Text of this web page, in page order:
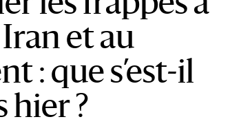
et au
: que s’est-il
hier ?